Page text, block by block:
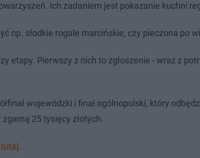
Ich zadaniem jest pokazanie kuchni
np. słodkie rogale marcińskie, czy pieczona po
etapy. Pierwszy z nich to zgłoszenie - wraz z
wojewódzki i finał ogólnopolski, który
25 tysięcy złotych.
tutaj.